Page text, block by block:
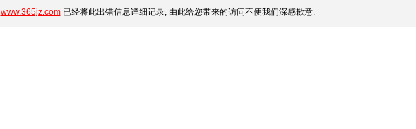
www.365jz.com已经将此出错信息详细记录, 由此给您带来的访问不便我们深感歉意.